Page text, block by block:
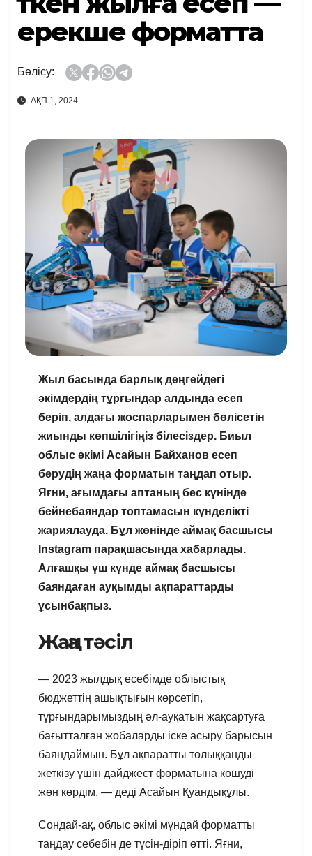
ерекше форматта
Бөлісу:
АҚП 1, 2024
Жыл басында барлық деңгейдегі
әкімдердің тұрғындар алдында есеп
беріп, алдағы жоспарларымен бөлісетін
жиынды көпшілігіңіз білесіздер. Биыл
облыс әкімі Асайын Байханов есеп
берудің жаңа форматын таңдап отыр.
Яғни, ағымдағы аптаның бес күнінде
бейнебаяндар топтамасын күнделікті
жариялауда. Бұл жөнінде аймақ басшысы
Instagram парақшасында хабарлады.
Алғашқы үш күнде аймақ басшысы
баяндаған ауқымды ақпараттарды
ұсынбақпыз.
Жаңа тәсіл
— 2023 жылдық есебімде облыстық
бюджеттің ашықтығын көрсетіп,
тұрғындарымыздың әл-ауқатын жақсартуға
бағытталған жобаларды іске асыру барысын
баяндаймын. Бұл ақпаратты толыққанды
жеткізу үшін дайджест форматына көшуді
жөн көрдім, — деді Асайын Қуандықұлы.
Сондай-ақ, облыс әкімі мұндай форматты
таңдау себебін де түсін-діріп өтті. Яғни,